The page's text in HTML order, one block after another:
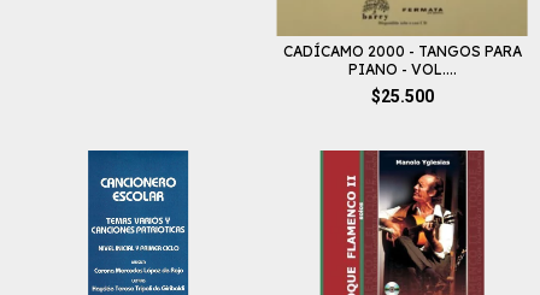
CADÍCAMO 2000 - TANGOS PARA
PIANO - VOL....
$25.500